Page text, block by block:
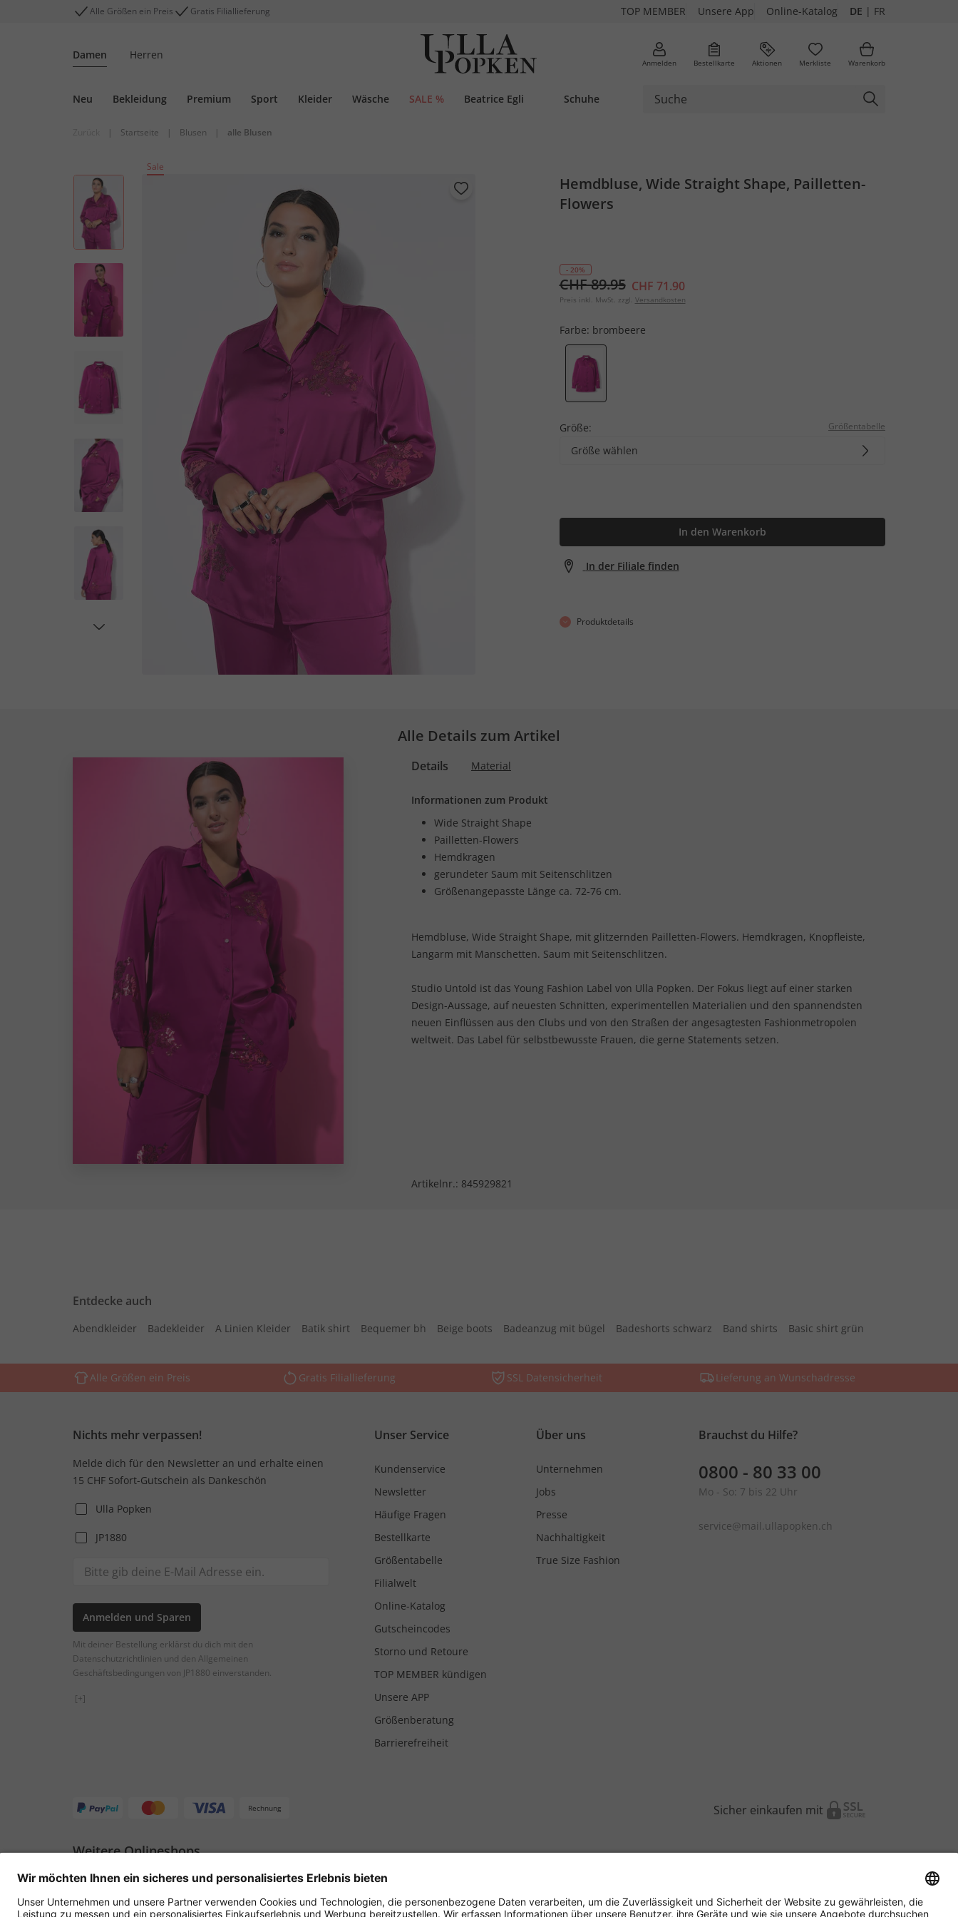
Alle Größen ein Preis Gratis Filiallieferung TOP MEMBER Unsere App Online-Katalog DE | FR
Damen Herren
Anmelden Bestellkarte Aktionen Merkliste Warenkorb
Neu Bekleidung Premium Sport Kleider Wäsche SALE % Beatrice Egli Schuhe
| Startseite | Blusen | alle Blusen
Sale
Hemdbluse, Wide Straight Shape, Pailletten-
Flowers
- 20%
CHF 89.95 CHF 71.90
Preis inkl. MwSt. zzgl. Versandkosten
Farbe: brombeere
Größe: Größentabelle
Größe wählen
In den Warenkorb
In der Filiale finden
Produktdetails
Alle Details zum Artikel
Details Material
Informationen zum Produkt
Wide Straight Shape
Pailletten-Flowers
Hemdkragen
gerundeter Saum mit Seitenschlitzen
Größenangepasste Länge ca. 72-76 cm.
Hemdbluse, Wide Straight Shape, mit glitzernden Pailletten-Flowers. Hemdkragen, Knopfleiste,
Langarm mit Manschetten. Saum mit Seitenschlitzen.
Studio Untold ist das Young Fashion Label von Ulla Popken. Der Fokus liegt auf einer starken
Design-Aussage, auf neuesten Schnitten, experimentellen Materialien und den spannendsten
neuen Einflüssen aus den Clubs und von den Straßen der angesagtesten Fashionmetropolen
weltweit. Das Label für selbstbewusste Frauen, die gerne Statements setzen.
Artikelnr.: 845929821
Entdecke auch
Abendkleider Badekleider A Linien Kleider Batik shirt Bequemer bh Beige boots Badeanzug mit bügel Badeshorts schwarz Band shirts Basic shirt grün
Alle Größen ein Preis Gratis Filiallieferung SSL Datensicherheit Lieferung an Wunschadresse
Nichts mehr verpassen!
Melde dich für den Newsletter an und erhalte einen
15 CHF Sofort-Gutschein als Dankeschön
Ulla Popken
JP1880
Anmelden und Sparen
Mit deiner Bestellung erklärst du dich mit den
Datenschutzrichtlinien und den Allgemeinen
Geschäftsbedingungen von JP1880 einverstanden.
[+]
Unser Service
Kundenservice
Newsletter
Häufige Fragen
Bestellkarte
Größentabelle
Filialwelt
Online-Katalog
Gutscheincodes
Storno und Retoure
TOP MEMBER kündigen
Unsere APP
Größenberatung
Barrierefreiheit
Über uns
Unternehmen
Jobs
Presse
Nachhaltigkeit
True Size Fashion
Brauchst du Hilfe?
0800 - 80 33 00
Mo - So: 7 bis 22 Uhr
service@mail.ullapopken.ch
Rechnung Sicher einkaufen mit
Weitere Onlineshops
Schweiz